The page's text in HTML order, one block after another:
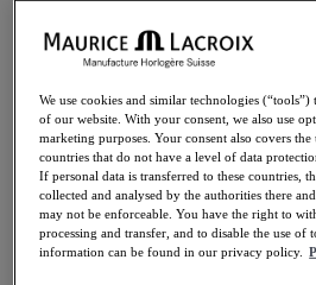
We use cookies and similar technologies
of our website. With your consent, we also use
marketing purposes. Your consent also covers
countries that do not have a level of data
If personal data is transferred to these countries,
collected and analysed by the authorities there
may not be enforceable. You have the right to
processing and transfer, and to disable the use of
information can be found in our privacy policy.